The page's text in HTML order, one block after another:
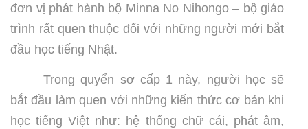
đơn vị phát hành bộ Minna No Nihongo – bộ giáo
trình rất quen thuộc đối với những người mới bắt
đầu học tiếng Nhật.
Trong quyển sơ cấp 1 này, người học sẽ
bắt đầu làm quen với những kiến thức cơ bản khi
học tiếng Việt như: hệ thống chữ cái, phát âm,